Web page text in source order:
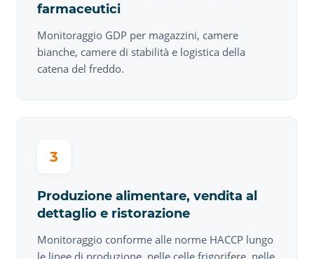
farmaceutici
Monitoraggio GDP per magazzini, camere
bianche, camere di stabilità e logistica della
catena del freddo.
3
Produzione alimentare, vendita al
dettaglio e ristorazione
Monitoraggio conforme alle norme HACCP lungo
le linee di produzione, nelle celle frigorifere, nelle